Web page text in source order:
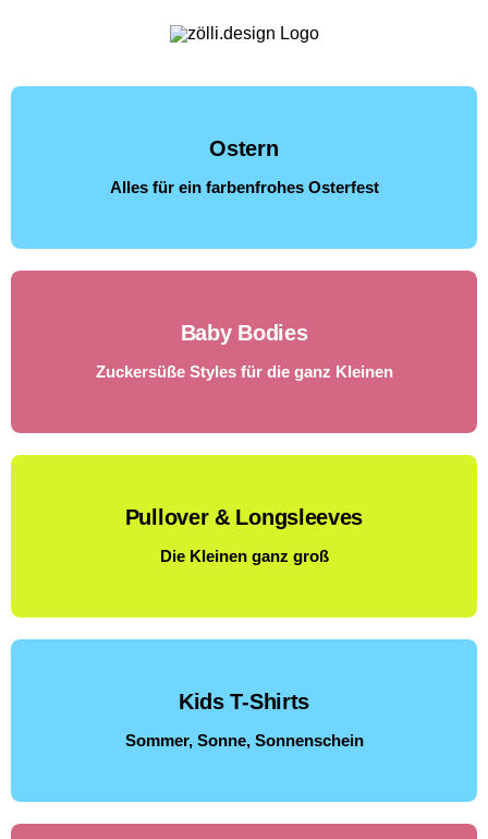
springen
Ostern
Alles für ein farbenfrohes Osterfest
Baby Bodies
Zuckersüße Styles für die ganz Kleinen
Pullover & Longsleeves
Die Kleinen ganz groß
Kids T-Shirts
Sommer, Sonne, Sonnenschein